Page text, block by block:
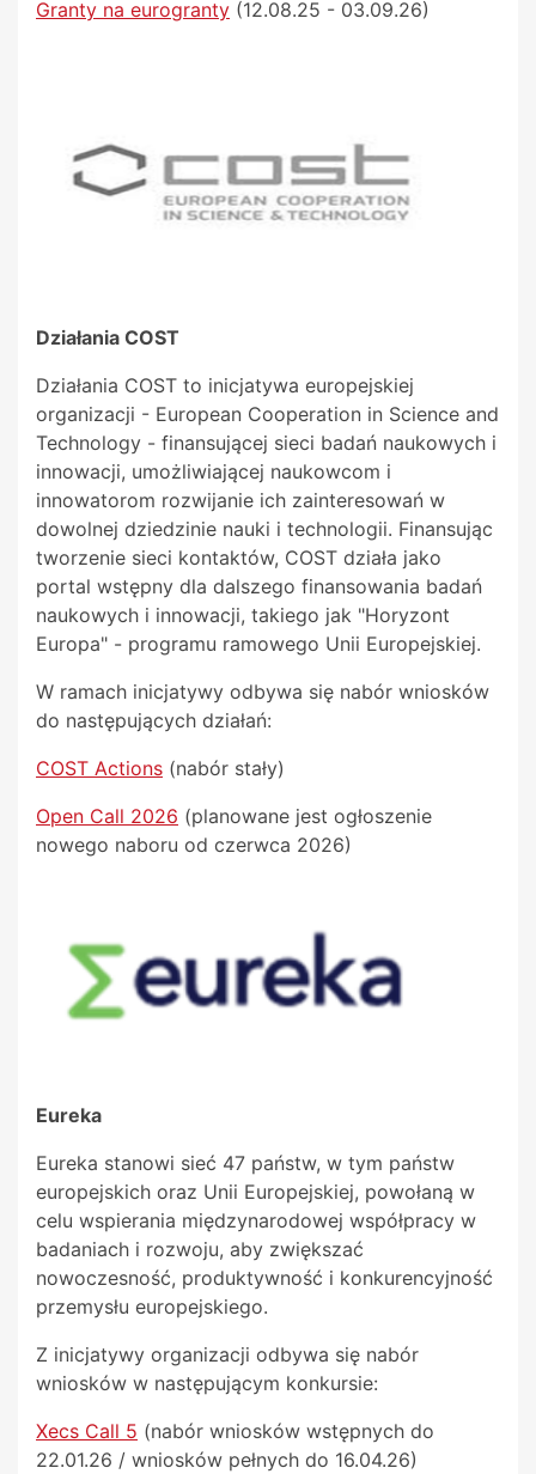
Granty na eurogranty (12.08.25 - 03.09.26)
Działania COST
Działania COST to inicjatywa europejskiej
organizacji - European Cooperation in Science and
Technology - finansującej sieci badań naukowych i
innowacji, umożliwiającej naukowcom i
innowatorom rozwijanie ich zainteresowań w
dowolnej dziedzinie nauki i technologii. Finansując
tworzenie sieci kontaktów, COST działa jako
portal wstępny dla dalszego finansowania badań
naukowych i innowacji, takiego jak "Horyzont
Europa" - programu ramowego Unii Europejskiej.
W ramach inicjatywy odbywa się nabór wniosków
do następujących działań:
COST Actions (nabór stały)
Open Call 2026 (planowane jest ogłoszenie
nowego naboru od czerwca 2026)
Eureka
Eureka stanowi sieć 47 państw, w tym państw
europejskich oraz Unii Europejskiej, powołaną w
celu wspierania międzynarodowej współpracy w
badaniach i rozwoju, aby zwiększać
nowoczesność, produktywność i konkurencyjność
przemysłu europejskiego.
Z inicjatywy organizacji odbywa się nabór
wniosków w następującym konkursie:
Xecs Call 5 (nabór wniosków wstępnych do
22.01.26 / wniosków pełnych do 16.04.26)